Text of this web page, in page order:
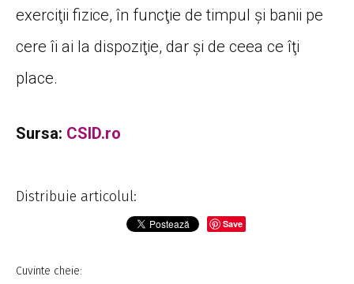
exerciţii fizice, în funcţie de timpul şi banii pe
cere îi ai la dispoziţie, dar şi de ceea ce îţi
place.
Sursa: CSID.ro
Distribuie articolul:
Save
Cuvinte cheie: